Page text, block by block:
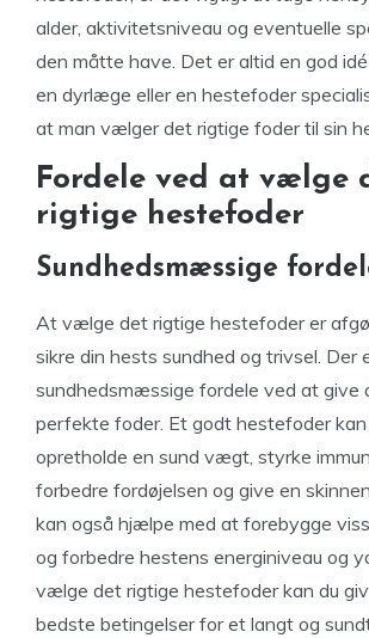
alder, aktivitetsniveau og eventuelle
den måtte have. Det er altid en god
en dyrlæge eller en hestefoder
at man vælger det rigtige foder til sin
Fordele ved at vælge
rigtige hestefoder
Sundhedsmæssige
At vælge det rigtige hestefoder er
sikre din hests sundhed og trivsel. Der
sundhedsmæssige fordele ved at give
perfekte foder. Et godt hestefoder
opretholde en sund vægt, styrke
forbedre fordøjelsen og give en
kan også hjælpe med at forebygge
og forbedre hestens energiniveau og
vælge det rigtige hestefoder kan du
bedste betingelser for et langt og